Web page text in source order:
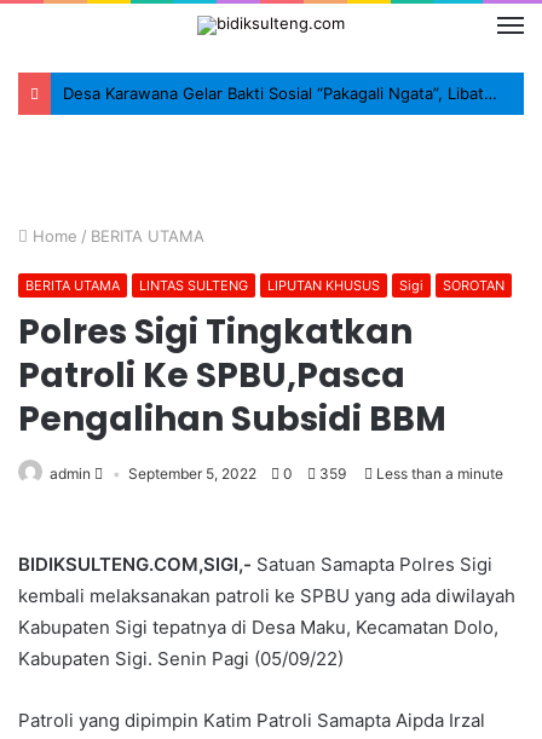
Desa Karawana Gelar Bakti Sosial “Pakagali Ngata”, Libatkan TNI, Polri dan Masyarakat
Home / BERITA UTAMA
BERITA UTAMA LINTAS SULTENG LIPUTAN KHUSUS Sigi SOROTAN
Polres Sigi Tingkatkan
Patroli Ke SPBU,Pasca
Pengalihan Subsidi BBM
admin September 5, 2022 0 359 Less than a minute
BIDIKSULTENG.COM,SIGI,- Satuan Samapta Polres Sigi
kembali melaksanakan patroli ke SPBU yang ada diwilayah
Kabupaten Sigi tepatnya di Desa Maku, Kecamatan Dolo,
Kabupaten Sigi. Senin Pagi (05/09/22)
Patroli yang dipimpin Katim Patroli Samapta Aipda Irzal